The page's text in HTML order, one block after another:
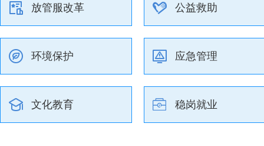
放管服改革 公益救助
环境保护 应急管理
文化教育 稳岗就业